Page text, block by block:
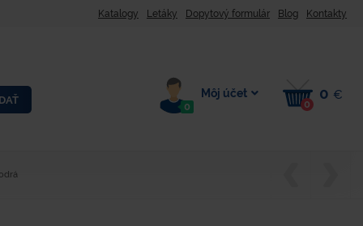
Katalogy Letáky Dopytový formulár Blog Kontakty
0
Môj účet
0
0 €